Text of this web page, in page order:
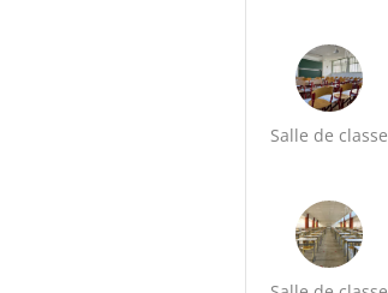
Salle de classe